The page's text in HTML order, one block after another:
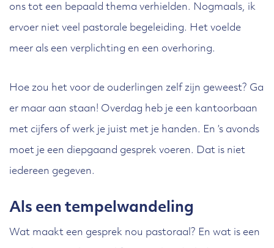
ons tot een bepaald thema verhielden. Nogmaals, ik
ervoer niet veel pastorale begeleiding. Het voelde
meer als een verplichting en een overhoring.
Hoe zou het voor de ouderlingen zelf zijn geweest? Ga
er maar aan staan! Overdag heb je een kantoorbaan
met cijfers of werk je juist met je handen. En ’s avonds
moet je een diepgaand gesprek voeren. Dat is niet
iedereen gegeven.
Als een tempelwandeling
Wat maakt een gesprek nou pastoraal? En wat is een